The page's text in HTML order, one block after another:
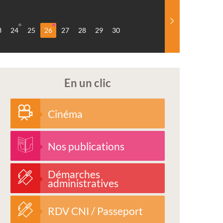
24 25 26 27 28 29 30
En un clic
Cinéma
Nos publications
Démarches
administratives
RDV CNI / Passeport